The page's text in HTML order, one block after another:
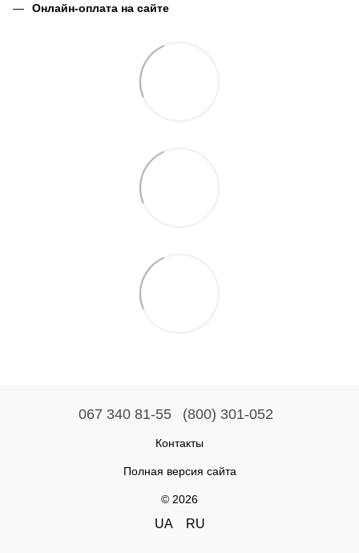
Онлайн-оплата на сайте
067 340 81-55 (800) 301-052
Контакты
Полная версия сайта
© 2026
UA RU